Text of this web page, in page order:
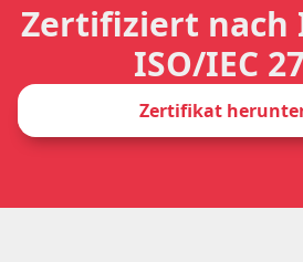
Zertifiziert nach
ISO/IEC
Zertifikat